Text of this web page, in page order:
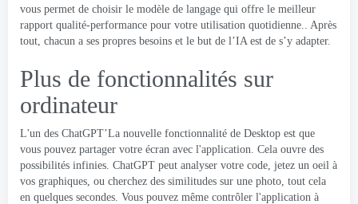
vous permet de choisir le modèle de langage qui offre le meilleur
rapport qualité-performance pour votre utilisation quotidienne.. Après
tout, chacun a ses propres besoins et le but de l’IA est de s’y adapter.
Plus de fonctionnalités sur
ordinateur
L'un des ChatGPT’La nouvelle fonctionnalité de Desktop est que
vous pouvez partager votre écran avec l'application. Cela ouvre des
possibilités infinies. ChatGPT peut analyser votre code, jetez un oeil à
vos graphiques, ou cherchez des similitudes sur une photo, tout cela
en quelques secondes. Vous pouvez même contrôler l'application à